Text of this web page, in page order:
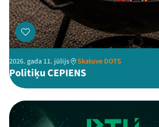
2026. gada 11. jūlijs Skatuve DOTS
Politiķu CEPIENS